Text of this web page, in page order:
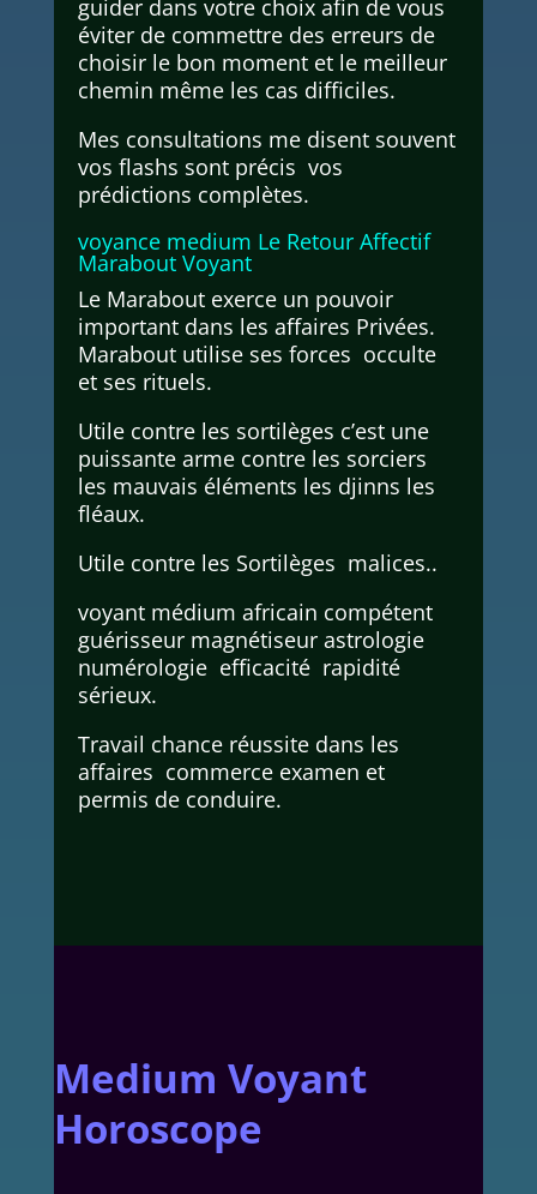
guider dans votre choix afin de vous
éviter de commettre des erreurs de
choisir le bon moment et le meilleur
chemin même les cas difficiles.
Mes consultations me disent souvent
vos flashs sont précis vos
prédictions complètes.
voyance medium Le Retour Affectif
Marabout Voyant
Le Marabout exerce un pouvoir
important dans les affaires Privées.
Marabout utilise ses forces occulte
et ses rituels.
Utile contre les sortilèges c’est une
puissante arme contre les sorciers
les mauvais éléments les djinns les
fléaux.
Utile contre les Sortilèges malices..
voyant médium africain compétent
guérisseur magnétiseur astrologie
numérologie efficacité rapidité
sérieux.
Travail chance réussite dans les
affaires commerce examen et
permis de conduire.
Medium Voyant
Horoscope